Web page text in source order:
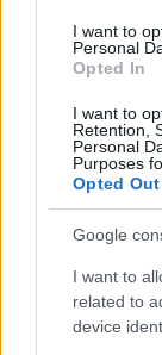
I want to
Personal
Opted In
I want to
Retention,
Personal
Purposes
Opted Out
Google
I want to
related to
device
elég hűvös
bement az
egyből. Az
volna
pénzből
egy ugyan
lentebb,
levegő, ez is
Kátra/Tátra